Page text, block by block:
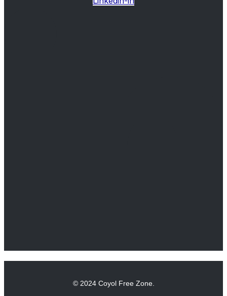
© 2024 Coyol Free Zone.